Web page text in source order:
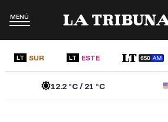
MENÚ
LT SUR LT ESTE
12.2 °C /21 °C